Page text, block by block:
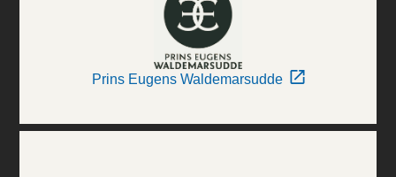
Prins Eugens Waldemarsudde